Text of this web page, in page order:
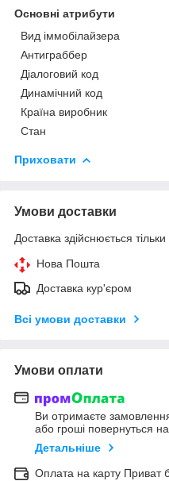
Основні атрибути
Вид іммобілайзера
Антиграббер
Діалоговий код
Динамічний код
Країна виробник
Стан
Приховати
Умови доставки
Доставка здійснюється
Нова Пошта
Доставка кур'єром
Всі умови доставки
Умови оплати
Ви отримаєте
або гроші повернуться
Детальніше
Оплата на карту Приват